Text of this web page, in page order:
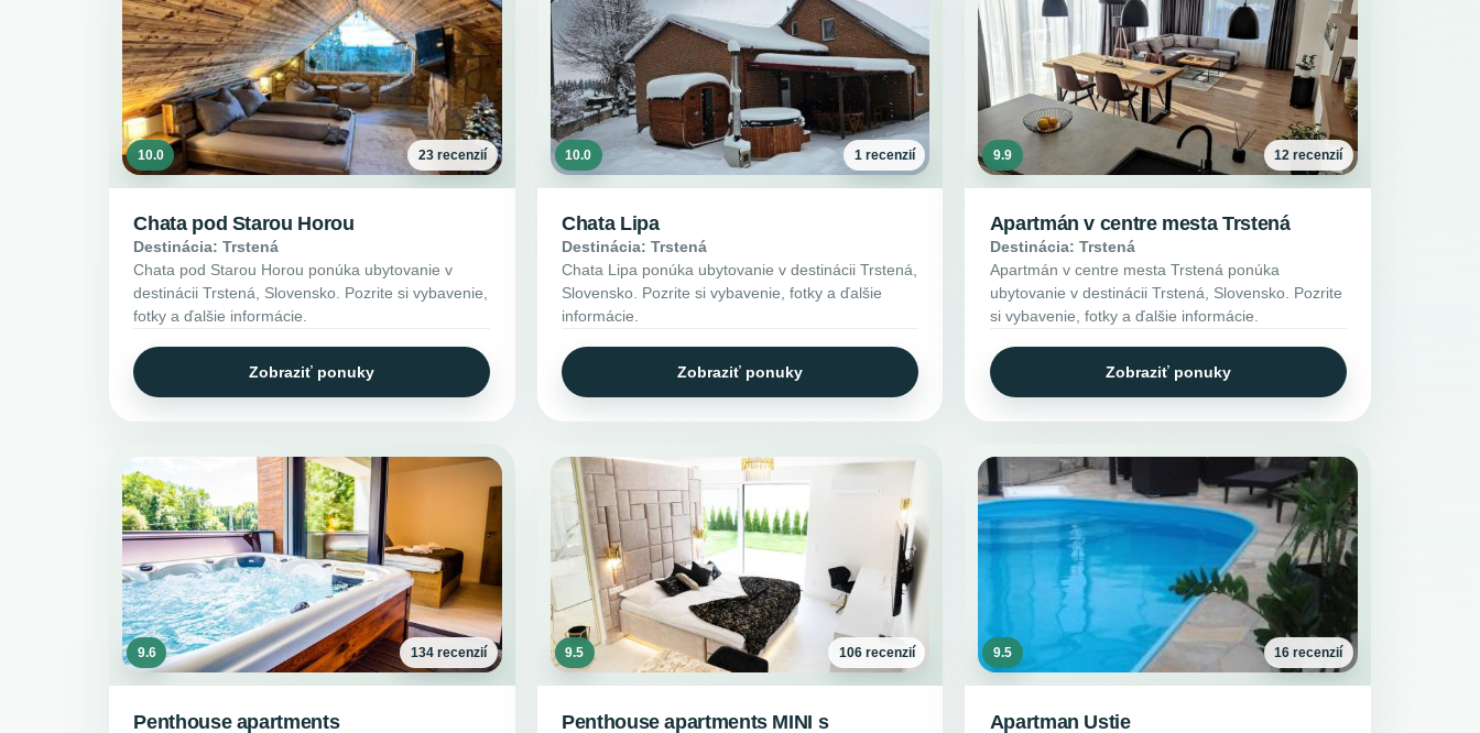
10.0 23 recenzií
Chata pod Starou Horou
Destinácia: Trstená
Chata pod Starou Horou ponúka ubytovanie v
destinácii Trstená, Slovensko. Pozrite si vybavenie,
fotky a ďalšie informácie.
Zobraziť ponuky
10.0 1 recenzií
Chata Lipa
Destinácia: Trstená
Chata Lipa ponúka ubytovanie v destinácii Trstená,
Slovensko. Pozrite si vybavenie, fotky a ďalšie
informácie.
Zobraziť ponuky
9.9 12 recenzií
Apartmán v centre mesta Trstená
Destinácia: Trstená
Apartmán v centre mesta Trstená ponúka
ubytovanie v destinácii Trstená, Slovensko. Pozrite
si vybavenie, fotky a ďalšie informácie.
Zobraziť ponuky
9.6 134 recenzií
Penthouse apartments
9.5 106 recenzií
Penthouse apartments MINI s
9.5 16 recenzií
Apartman Ustie